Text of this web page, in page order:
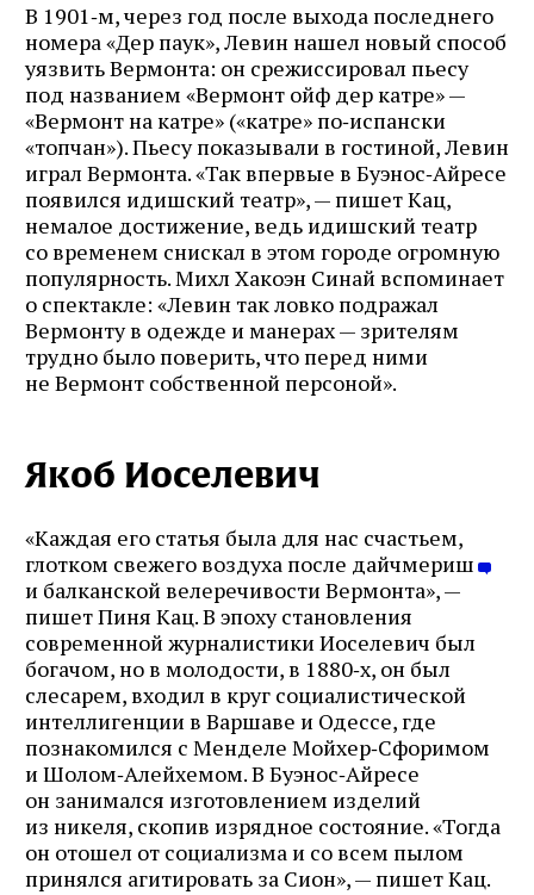
В 1901‑м, через год после выхода последнего
номера «Дер паук», Левин нашел новый способ
уязвить Вермонта: он срежиссировал пьесу
под названием «Вермонт ойф дер катре» —
«Вермонт на катре» («катре» по‑испански
«топчан»). Пьесу показывали в гостиной, Левин
играл Вермонта. «Так впервые в Буэнос‑Айресе
появился идишский театр», — пишет Кац,
немалое достижение, ведь идишский театр
со временем снискал в этом городе огромную
популярность. Михл Хакоэн Синай вспоминает
о спектакле: «Левин так ловко подражал
Вермонту в одежде и манерах — зрителям
трудно было поверить, что перед ними
не Вермонт собственной персоной».
Якоб Иоселевич
«Каждая его статья была для нас счастьем,
глотком свежего воздуха после дайчмериш
и балканской велеречивости Вермонта», —
пишет Пиня Кац. В эпоху становления
современной журналистики Иоселевич был
богачом, но в молодости, в 1880‑х, он был
слесарем, входил в круг социалистической
интеллигенции в Варшаве и Одессе, где
познакомился с Менделе Мойхер‑Сфоримом
и Шолом‑Алейхемом. В Буэнос‑Айресе
он занимался изготовлением изделий
из никеля, скопив изрядное состояние. «Тогда
он отошел от социализма и со всем пылом
принялся агитировать за Сион», — пишет Кац.